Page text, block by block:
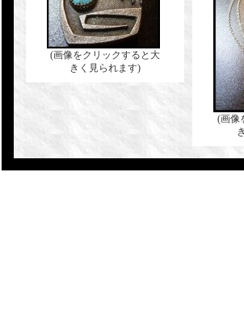
(画像をクリックすると大
きく見られます)
(画像